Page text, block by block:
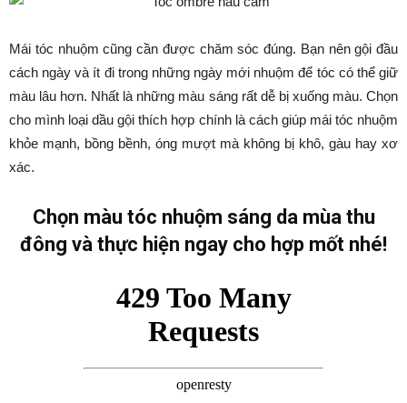
Mái tóc nhuộm cũng cần được chăm sóc đúng. Bạn nên gội đầu
cách ngày và ít đi trong những ngày mới nhuộm để tóc có thể giữ
màu lâu hơn. Nhất là những màu sáng rất dễ bị xuống màu. Chọn
cho mình loại dầu gội thích hợp chính là cách giúp mái tóc nhuộm
khỏe mạnh, bồng bềnh, óng mượt mà không bị khô, gàu hay xơ
xác.
Chọn màu tóc nhuộm sáng da mùa thu
đông và thực hiện ngay cho hợp mốt nhé!